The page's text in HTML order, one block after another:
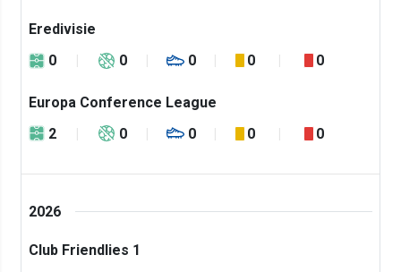
Eredivisie
0
0 0 0 0
Europa Conference League
2
0 0 0 0
2026
Club Friendlies 1